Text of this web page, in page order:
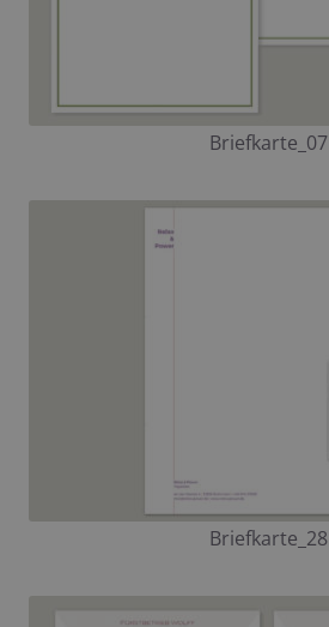
Briefkarte_07
Briefkarte_28